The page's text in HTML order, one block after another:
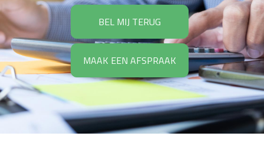
BEL MIJ TERUG
MAAK EEN AFSPRAAK